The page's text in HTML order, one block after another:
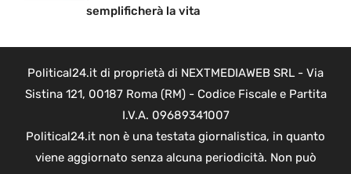
semplificherà la vita
Political24.it di proprietà di NEXTMEDIAWEB SRL - Via
Sistina 121, 00187 Roma (RM) - Codice Fiscale e Partita
I.V.A. 09689341007
Political24.it non è una testata giornalistica, in quanto
viene aggiornato senza alcuna periodicità. Non può